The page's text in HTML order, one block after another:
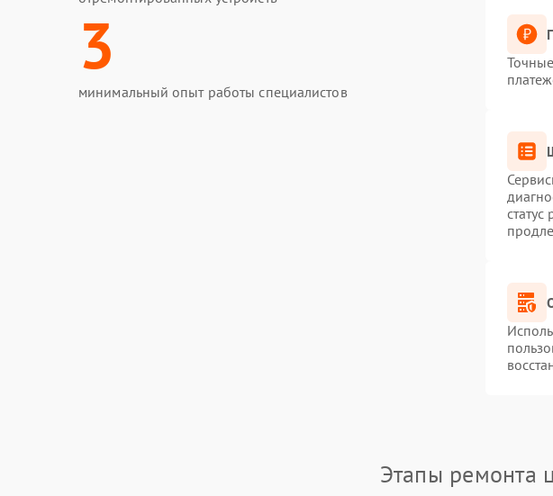
3
минимальный опыт работы специалистов
Этапы ремонта